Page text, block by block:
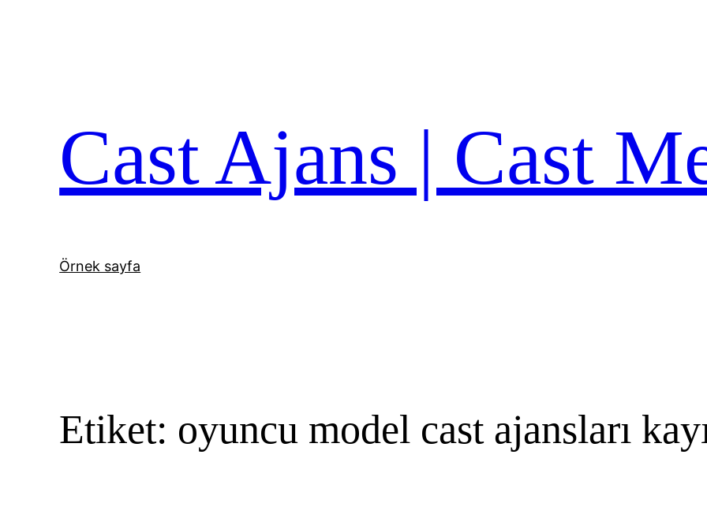
Cast Ajans | Cast
Örnek sayfa
Etiket: oyuncu model cast ajansları